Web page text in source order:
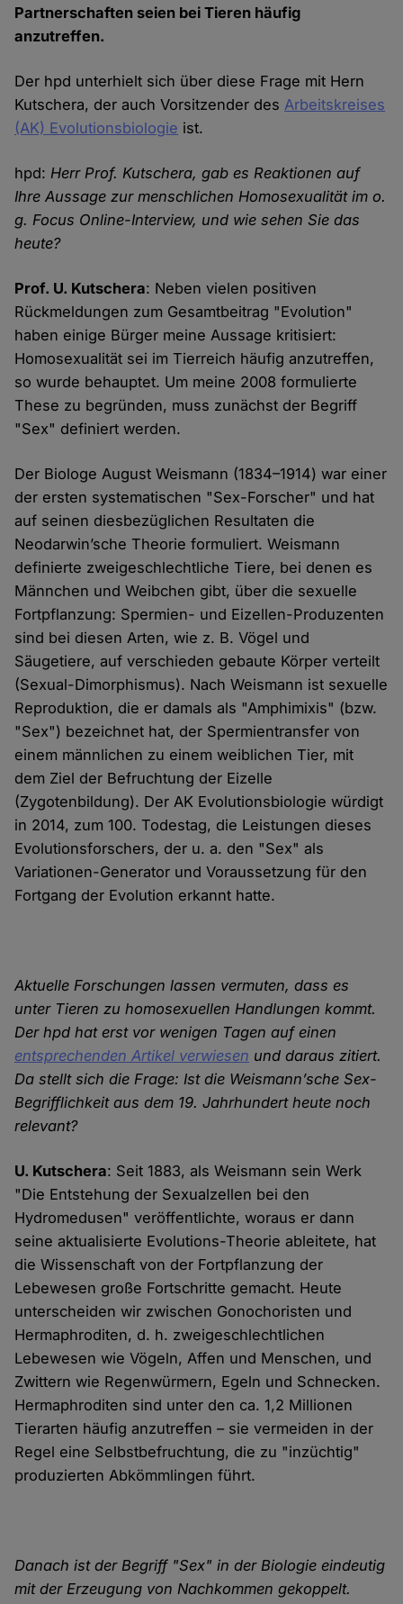
Partnerschaften seien bei Tieren häufig
anzutreffen.
Der hpd unterhielt sich über diese Frage mit Hern
Kutschera, der auch Vorsitzender desArbeitskreises
(AK) Evolutionsbiologie ist.
hpd:Herr Prof. Kutschera, gab es Reaktionen auf
Ihre Aussage zur menschlichen Homosexualität im o.
g. Focus Online-Interview, und wie sehen Sie das
heute?
Prof. U. Kutschera: Neben vielen positiven
Rückmeldungen zum Gesamtbeitrag "Evolution"
haben einige Bürger meine Aussage kritisiert:
Homosexualität sei im Tierreich häufig anzutreffen,
so wurde behauptet. Um meine 2008 formulierte
These zu begründen, muss zunächst der Begriff
"Sex" definiert werden.
Der Biologe August Weismann (1834–1914) war einer
der ersten systematischen "Sex-Forscher" und hat
auf seinen diesbezüglichen Resultaten die
Neodarwin’sche Theorie formuliert. Weismann
definierte zweigeschlechtliche Tiere, bei denen es
Männchen und Weibchen gibt, über die sexuelle
Fortpflanzung: Spermien- und Eizellen-Produzenten
sind bei diesen Arten, wie z. B. Vögel und
Säugetiere, auf verschieden gebaute Körper verteilt
(Sexual-Dimorphismus). Nach Weismann ist sexuelle
Reproduktion, die er damals als "Amphimixis" (bzw.
"Sex") bezeichnet hat, der Spermientransfer von
einem männlichen zu einem weiblichen Tier, mit
dem Ziel der Befruchtung der Eizelle
(Zygotenbildung). Der AK Evolutionsbiologie würdigt
in 2014, zum 100. Todestag, die Leistungen dieses
Evolutionsforschers, der u. a. den "Sex" als
Variationen-Generator und Voraussetzung für den
Fortgang der Evolution erkannt hatte.
Aktuelle Forschungen lassen vermuten, dass es
unter Tieren zu homosexuellen Handlungen kommt.
Der hpd hat erst vor wenigen Tagen auf einen
entsprechenden Artikel verwiesen und daraus zitiert.
Da stellt sich die Frage: Ist die Weismann’sche Sex-
Begrifflichkeit aus dem 19. Jahrhundert heute noch
relevant?
U. Kutschera: Seit 1883, als Weismann sein Werk
"Die Entstehung der Sexualzellen bei den
Hydromedusen" veröffentlichte, woraus er dann
seine aktualisierte Evolutions-Theorie ableitete, hat
die Wissenschaft von der Fortpflanzung der
Lebewesen große Fortschritte gemacht. Heute
unterscheiden wir zwischen Gonochoristen und
Hermaphroditen, d. h. zweigeschlechtlichen
Lebewesen wie Vögeln, Affen und Menschen, und
Zwittern wie Regenwürmern, Egeln und Schnecken.
Hermaphroditen sind unter den ca. 1,2 Millionen
Tierarten häufig anzutreffen – sie vermeiden in der
Regel eine Selbstbefruchtung, die zu "inzüchtig"
produzierten Abkömmlingen führt.
Danach ist der Begriff "Sex" in der Biologie eindeutig
mit der Erzeugung von Nachkommen gekoppelt.